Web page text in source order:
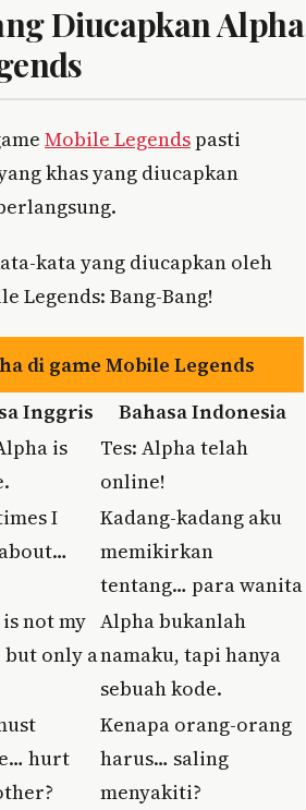
Diucapkan Alpha
Mobile Legendspasti
khas yang diucapkan
kata yang diucapkan oleh
Legends: Bang-Bang!
di game Mobile Legends
Inggris
Bahasa Indonesia
is
Tes: Alpha telah
online!
I
Kadang-kadang aku
memikirkan
tentang… para wanita
not my
but only a
Alpha bukanlah
namaku, tapi hanya
sebuah kode.
hurt
Kenapa orang-orang
harus… saling
menyakiti?